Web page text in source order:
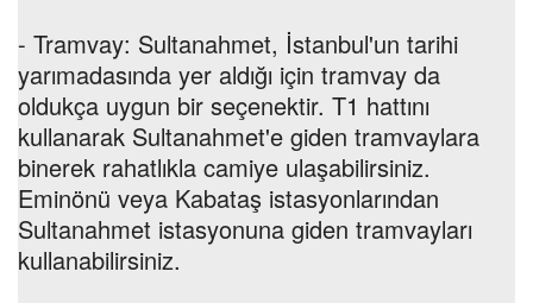
- Tramvay: Sultanahmet, İstanbul'un tarihi
yarımadasında yer aldığı için tramvay da
oldukça uygun bir seçenektir. T1 hattını
kullanarak Sultanahmet'e giden tramvaylara
binerek rahatlıkla camiye ulaşabilirsiniz.
Eminönü veya Kabataş istasyonlarından
Sultanahmet istasyonuna giden tramvayları
kullanabilirsiniz.